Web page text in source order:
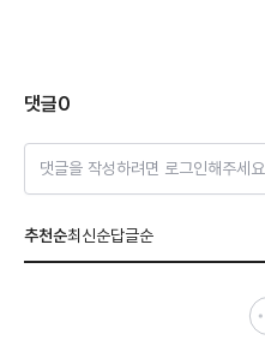
댓글0
댓글을 작성하려면 로그인해주세요
추천순최신순답글순